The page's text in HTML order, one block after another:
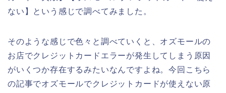
ない】という感じで調べてみました。
そのような感じで色々と調べていくと、オズモールの
お店でクレジットカードエラーが発生してしまう原因
がいくつか存在するみたいなんですよね。今回こちら
の記事でオズモールでクレジットカードが使えない原